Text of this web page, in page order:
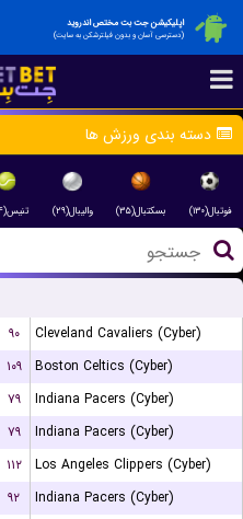
اپلیکیشن جت بت مختص اندروید
(دسترسی آسان و بدون فیلترشکن به سایت)
دسته بندی ورزش ها
فوتبال(۱۳۰) بسکتبال(۳۵) والیبال(۲۹) تنیس(۱۵۴)
۹۰
Cleveland Cavaliers (Cyber)
۱۰۹
Boston Celtics (Cyber)
۷۹
Indiana Pacers (Cyber)
۷۹
Indiana Pacers (Cyber)
۱۱۲
Los Angeles Clippers (Cyber)
۹۲
Indiana Pacers (Cyber)